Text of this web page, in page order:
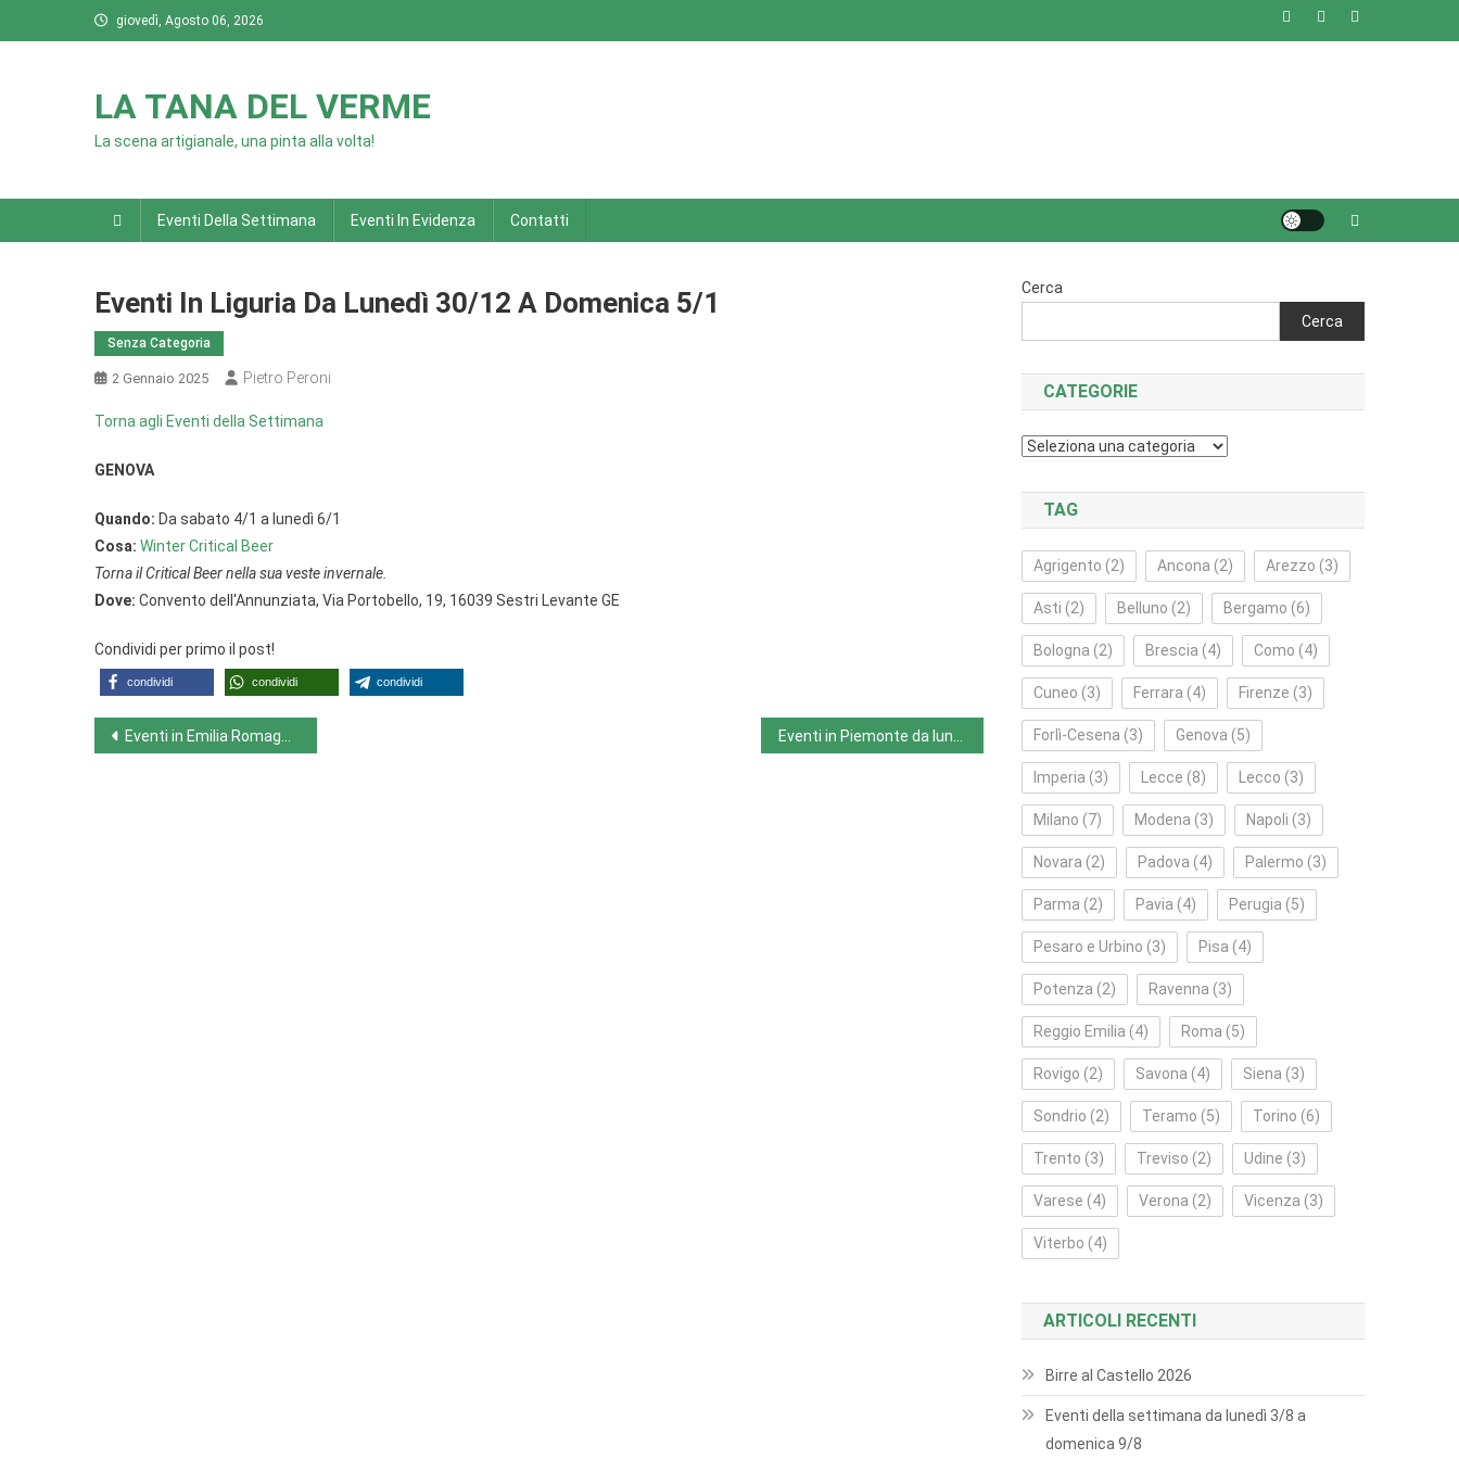
to
giovedì, Agosto 06, 2026
LA TANA DEL VERME
La scena artigianale, una pinta alla volta!
Eventi Della Settimana Eventi In Evidenza Contatti
Eventi In Liguria Da Lunedì 30/12 A Domenica 5/1
Senza Categoria
2 Gennaio 2025 Pietro Peroni
Torna agli Eventi della Settimana
GENOVA
Quando: Da sabato 4/1 a lunedì 6/1
Cosa: Winter Critical Beer
Torna il Critical Beer nella sua veste invernale.
Dove: Convento dell'Annunziata, Via Portobello, 19, 16039 Sestri Levante GE
Condividi per primo il post!
condividi condividi condividi
Navigazione
Eventi in Emilia Romagna da lunedì 30/12 a domenica 5/1
Cerca
Cerca
CATEGORIE
Categorie
TAG
Agrigento (2) Ancona (2) Arezzo (3)
Asti (2) Belluno (2) Bergamo (6)
Bologna (2) Brescia (4) Como (4)
Cuneo (3) Ferrara (4) Firenze (3)
Forlì‑Cesena (3) Genova (5)
Imperia (3) Lecce (8) Lecco (3)
Milano (7) Modena (3) Napoli (3)
Novara (2) Padova (4) Palermo (3)
Parma (2) Pavia (4) Perugia (5)
Pesaro e Urbino (3) Pisa (4)
Potenza (2) Ravenna (3)
Reggio Emilia (4) Roma (5)
Rovigo (2) Savona (4) Siena (3)
Sondrio (2) Teramo (5) Torino (6)
Trento (3) Treviso (2) Udine (3)
Varese (4) Verona (2) Vicenza (3)
Viterbo (4)
ARTICOLI RECENTI
Birre al Castello 2026
Eventi della settimana da lunedì 3/8 a
domenica 9/8